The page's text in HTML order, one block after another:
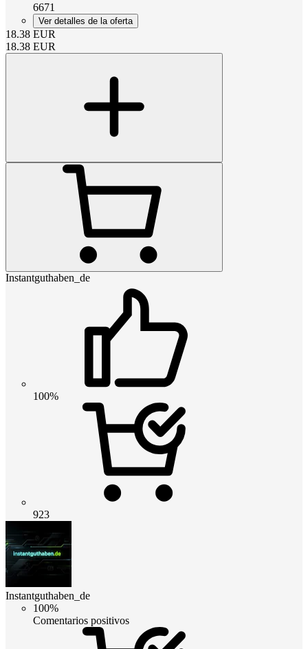
6671
Ver detalles de la oferta
18.38 EUR
18.38 EUR
Instantguthaben_de
100%
923
Instantguthaben_de
100%
Comentarios positivos